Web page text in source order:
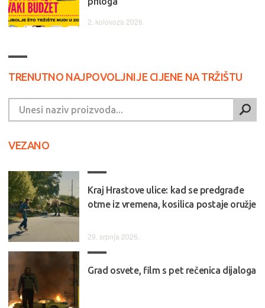
2. kolovoza 2026.
TRENUTNO NAJPOVOLJNIJE CIJENE NA TRŽIŠTU
VEZANO
Kraj Hrastove ulice: kad se predgrađe
otme iz vremena, kosilica postaje oružje
29. srpnja 2026.
Grad osvete, film s pet rečenica dijaloga